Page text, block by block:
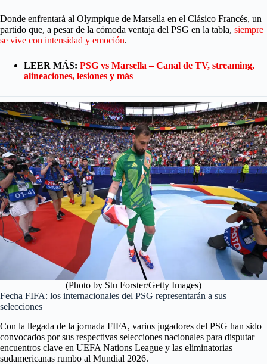
Donde enfrentará al Olympique de Marsella en el Clásico Francés, un
partido que, a pesar de la cómoda ventaja del PSG en la tabla, siempre
se vive con intensidad y emoción.
LEER MÁS: PSG vs Marsella – Canal de TV, streaming,
alineaciones, lesiones y más
(Photo by Stu Forster/Getty Images)
Fecha FIFA: los internacionales del PSG representarán a sus
selecciones
Con la llegada de la jornada FIFA, varios jugadores del PSG han sido
convocados por sus respectivas selecciones nacionales para disputar
encuentros clave en UEFA Nations League y las eliminatorias
sudamericanas rumbo al Mundial 2026.